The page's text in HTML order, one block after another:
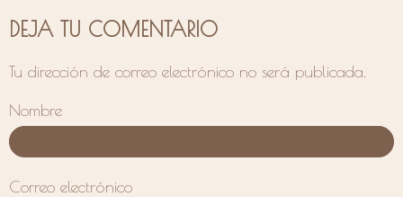
DEJA TU COMENTARIO
Tu dirección de correo electrónico no será publicada.
Nombre
Correo electrónico